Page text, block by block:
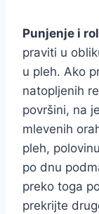
Punjenje i
praviti u
u pleh. Ako
natopljenih
površini, na
mlevenih
pleh,
po dnu
preko toga
prekrijte